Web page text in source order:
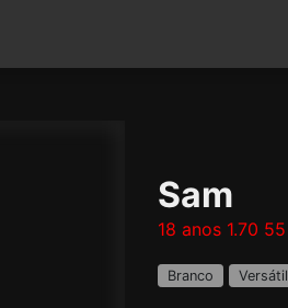
Sam
18 anos 1.70 55
Branco Versátil